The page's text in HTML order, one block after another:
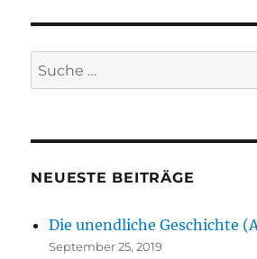
Suche
nach:
NEUESTE BEITRÄGE
Die unendliche Geschichte
September 25, 2019